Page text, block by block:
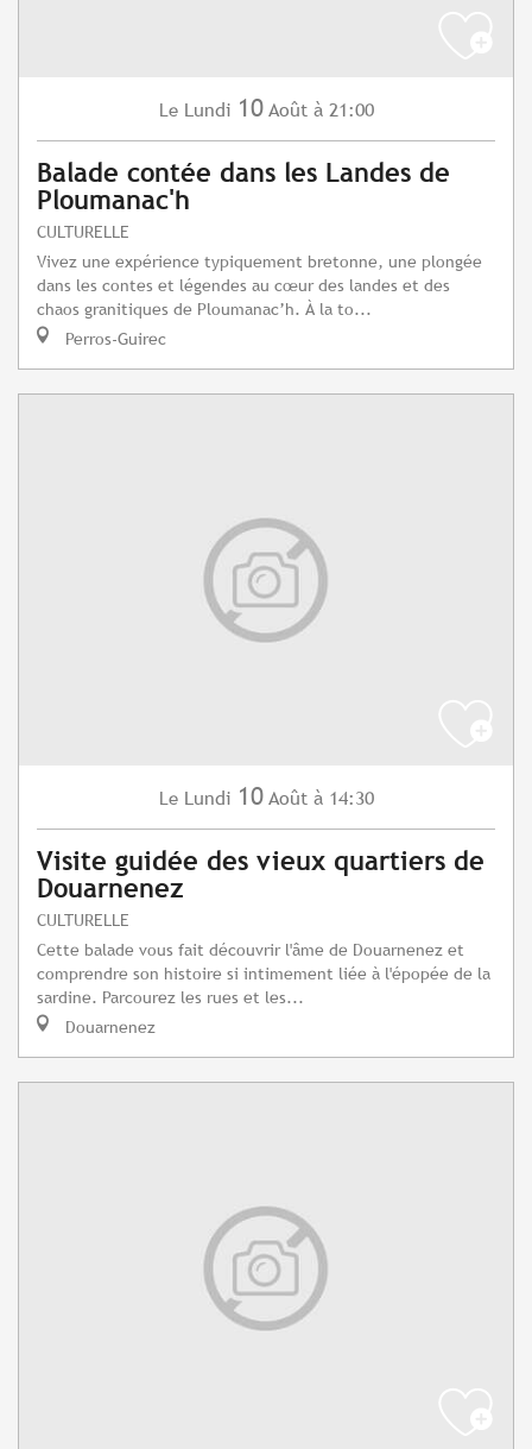
Le Lundi 10 Août à 21:00
Balade contée dans les Landes de
Ploumanac'h
CULTURELLE
Vivez une expérience typiquement bretonne, une plongée
dans les contes et légendes au cœur des landes et des
chaos granitiques de Ploumanac’h. À la to...
Perros-Guirec
Le Lundi 10 Août à 14:30
Visite guidée des vieux quartiers de
Douarnenez
CULTURELLE
Cette balade vous fait découvrir l'âme de Douarnenez et
comprendre son histoire si intimement liée à l'épopée de la
sardine. Parcourez les rues et les...
Douarnenez